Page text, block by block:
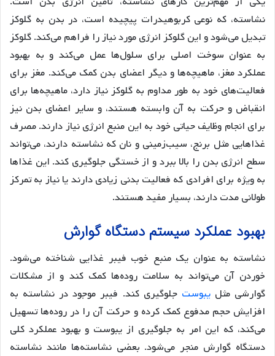
نشاسته، که نوعی کربوهیدرات پیچیده است، در بدن به گلوکز
تبدیل می‌شود و این گلوکز انرژی مورد نیاز را فراهم می‌کند. گلوکز
به عنوان سوخت اصلی برای سلول‌ها عمل می‌کند و به بهبود
عملکرد مغز، ماهیچه‌ها و دیگر اعضای بدن کمک می‌کند. مغز برای
فعالیت‌های خود به طور مداوم به گلوکز نیاز دارد، ماهیچه‌ها برای
انقباض و حرکت به آن وابسته هستند، و سایر اعضای بدن نیز
برای انجام وظایف حیاتی خود به این منبع انرژی نیاز دارند. مصرف
غذاهایی مثل برنج، سیب‌زمینی و نان که نشاسته دارند، می‌تواند
سطح انرژی بدن را بالا ببرد و از خستگی جلوگیری کند. این غذاها
به ویژه برای افرادی که فعالیت بدنی زیادی دارند یا نیاز به تمرکز
طولانی مدت دارند، بسیار مفید هستند.
بهبود عملکرد سیستم دستگاه گوارش
نشاسته به عنوان یک منبع خوب فیبر غذایی شناخته می‌شود.
خوردن آن می‌تواند به سلامت روده‌ها کمک کند و از مشکلات
گوارشی مثلیبوست جلوگیری کند. فیبر موجود در نشاسته به
افزایش حجم مدفوع کمک کرده و حرکت آن را در روده‌ها تسهیل
می‌کند، که این امر به جلوگیری از یبوست و بهبود عملکرد کلی
دستگاه گوارش منجر می‌شود. بعضی نشاسته‌ها مانند نشاسته